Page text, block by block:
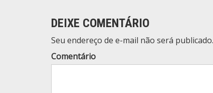
DEIXE COMENTÁRIO
Seu endereço de e-mail não será
Comentário